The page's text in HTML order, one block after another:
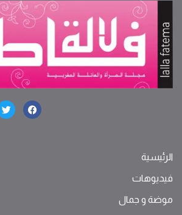
الرئيسية
فيديوهات
موضة ‫و‬ ‫‬‫جمال‬